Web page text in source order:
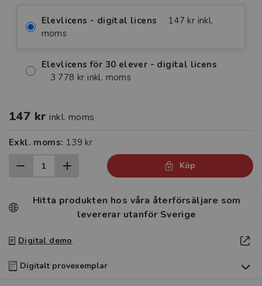
Elevlicens - digital licens
147 kr inkl.
moms
Elevlicens för 30 elever - digital licens
3 778 kr inkl. moms
147 kr inkl. moms
Exkl. moms: 139 kr
Köp
Hitta produkten hos våra återförsäljare som
levererar utanför Sverige
Digital demo
Digitalt provexemplar